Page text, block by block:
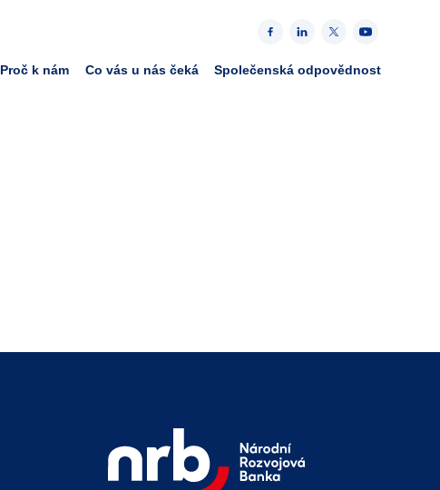
Proč k nám Co vás u nás čeká Společenská odpovědnost